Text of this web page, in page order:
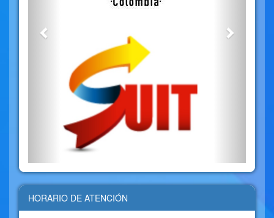
HORARIO DE ATENCIÓN